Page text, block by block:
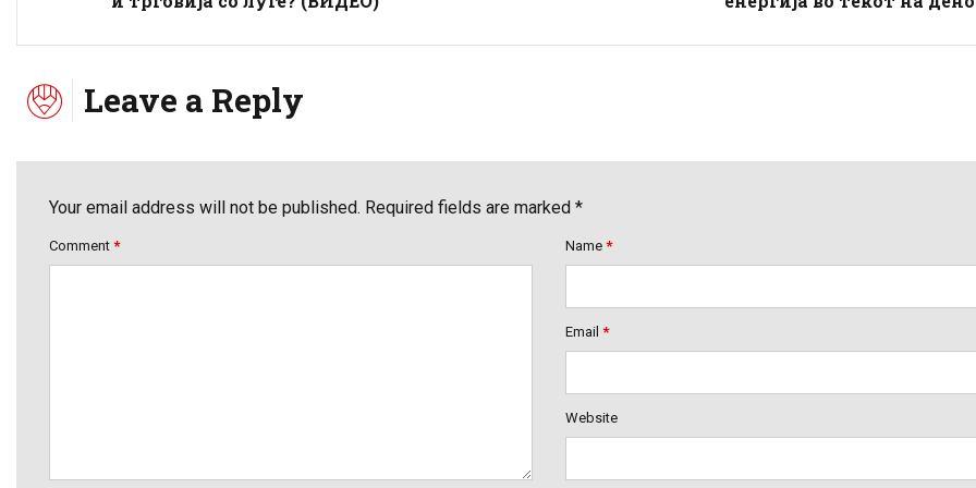
Leave a Reply
Your email address will not be published. Required fields are marked *
Comment * Name *
Email *
Website